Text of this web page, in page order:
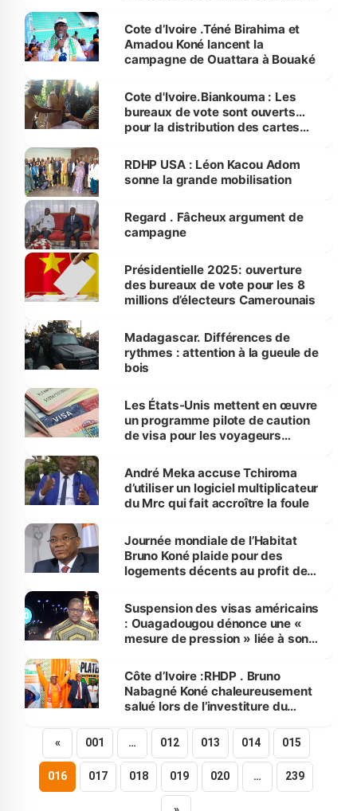
Cote d’Ivoire .Téné Birahima et
Amadou Koné lancent la
campagne de Ouattara à Bouaké
Cote d'Ivoire.Biankouma : Les
bureaux de vote sont ouverts…
pour la distribution des cartes
RDHP USA : Léon Kacou Adom
sonne la grande mobilisation
Regard . Fâcheux argument de
campagne
Présidentielle 2025: ouverture
des bureaux de vote pour les 8
millions d’électeurs Camerounais
Madagascar. Différences de
rythmes : attention à la gueule de
bois
Les États-Unis mettent en œuvre
un programme pilote de caution
de visa pour les voyageurs
André Meka accuse Tchiroma
d’utiliser un logiciel multiplicateur
du Mrc qui fait accroître la foule
Journée mondiale de l’Habitat
Bruno Koné plaide pour des
logements décents au profit de
Suspension des visas américains
: Ouagadougou dénonce une «
mesure de pression » liée à son
Côte d’Ivoire :RHDP . Bruno
Nabagné Koné chaleureusement
salué lors de l’investiture du
« 001 … 012 013 014 015
016 017 018 019 020 … 239